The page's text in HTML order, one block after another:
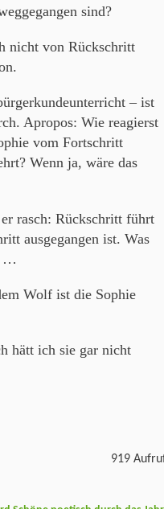
sind?
nicht von Rückschritt
– ist
Apropos: Wie reagierst
vom Fortschritt
Wenn ja, wäre das
rasch: Rückschritt führt
ausgegangen ist. Was
…
Wolf ist die Sophie
hätt ich sie gar nicht
919